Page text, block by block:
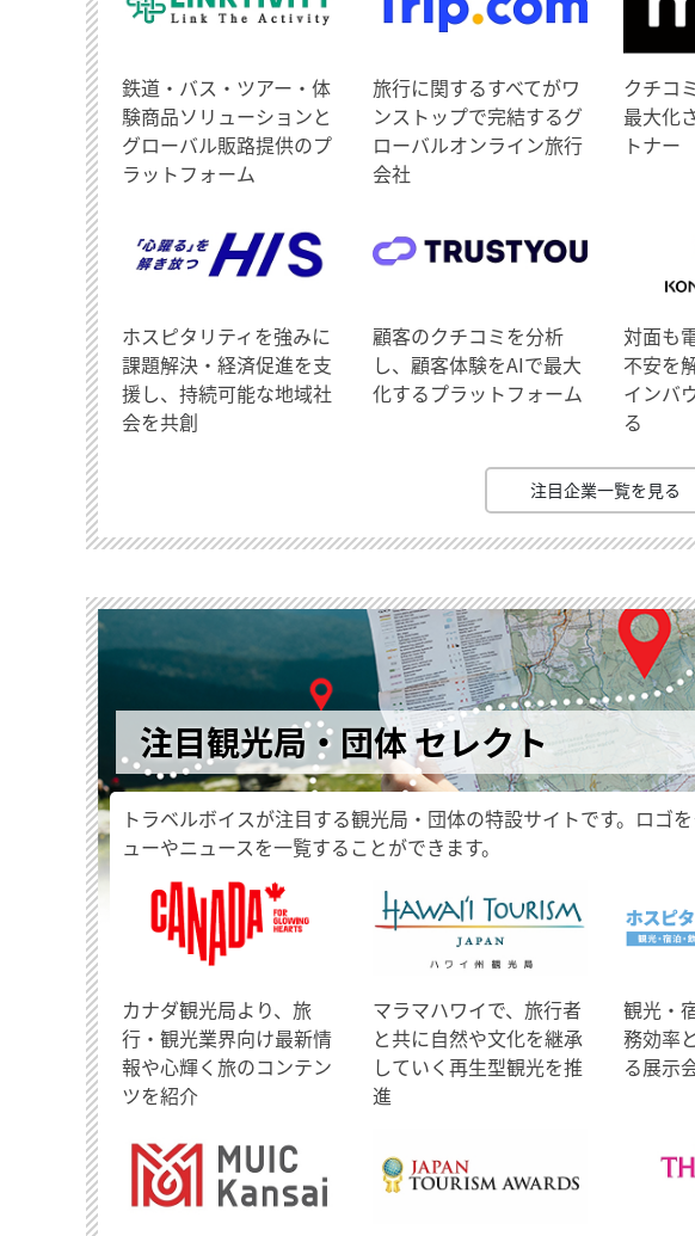
鉄道・バス・ツアー・体
験商品ソリューションと
グローバル販路提供のプ
ラットフォーム
旅行に関するすべてがワ
ンストップで完結するグ
ローバルオンライン旅行
会社
クチコ
最大化
トナー
ホスピタリティを強みに
課題解決・経済促進を支
援し、持続可能な地域社
会を共創
顧客のクチコミを分析
し、顧客体験をAIで最大
化するプラットフォーム
対面も
不安を
インバ
る
注目企業一覧を見る
注目観光局・団体 セレクト
トラベルボイスが注目する観光局・団体の特設サイトです。ロゴ
ューやニュースを一覧することができます。
​カナダ観光局より、旅
行・観光業界向け最新情
報や心輝く旅のコンテン
ツを紹介
マラマハワイで、旅行者
と共に自然や文化を継承
していく再生型観光を推
進
観光・
務効率
る展示